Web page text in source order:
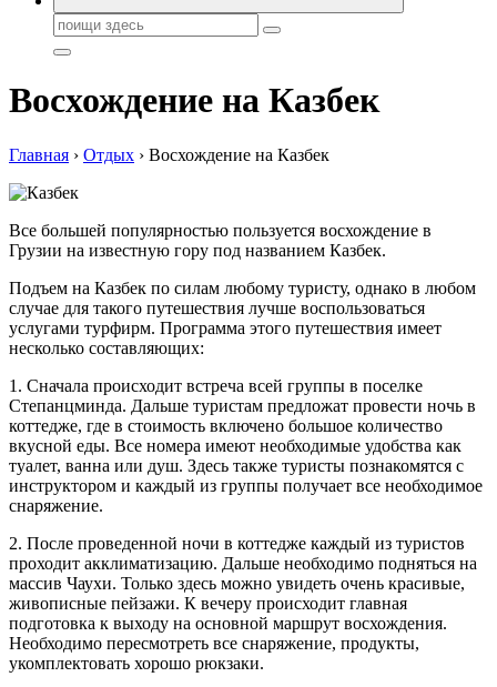
Поиск:
Восхождение на Казбек
Главная › Отдых › Восхождение на Казбек
Все большей популярностью пользуется восхождение в
Грузии на известную гору под названием Казбек.
Подъем на Казбек по силам любому туристу, однако в любом
случае для такого путешествия лучше воспользоваться
услугами турфирм. Программа этого путешествия имеет
несколько составляющих:
1. Сначала происходит встреча всей группы в поселке
Степанцминда. Дальше туристам предложат провести ночь в
коттедже, где в стоимость включено большое количество
вкусной еды. Все номера имеют необходимые удобства как
туалет, ванна или душ. Здесь также туристы познакомятся с
инструктором и каждый из группы получает все необходимое
снаряжение.
2. После проведенной ночи в коттедже каждый из туристов
проходит акклиматизацию. Дальше необходимо подняться на
массив Чаухи. Только здесь можно увидеть очень красивые,
живописные пейзажи. К вечеру происходит главная
подготовка к выходу на основной маршрут восхождения.
Необходимо пересмотреть все снаряжение, продукты,
укомплектовать хорошо рюкзаки.